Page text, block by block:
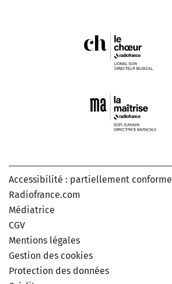
Accessibilité : partiellement conforme
Radiofrance.com
Médiatrice
CGV
Mentions légales
Gestion des cookies
Protection des données